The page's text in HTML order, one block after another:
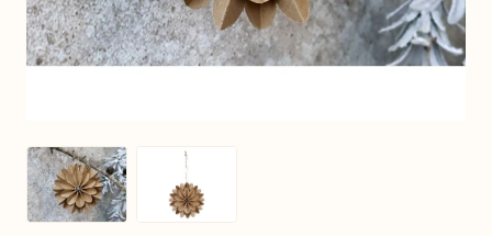
View larger imageView larger image